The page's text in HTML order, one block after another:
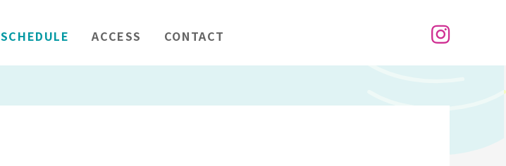
SCHEDULE ACCESS CONTACT